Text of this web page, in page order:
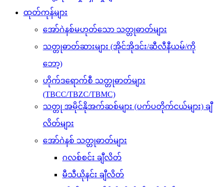
ထုတ်ကုန်များ
အော်ဂဲနစ်မဟုတ်သော သတ္တုဓာတ်များ
သတ္တုဓာတ်ဆားများ (အိုင်အိုဒင်း/ဆီလီနီယမ်/ကို
ဘော့)
ဟိုက်ဒရောက်စီ သတ္တုဓာတ်များ
(TBCC/TBZC/TBMC)
သတ္တု အမိုင်နိုအက်ဆစ်များ (ပက်ပတိုက်ငယ်များ) ချီ
လိတ်များ
အော်ဂဲနစ် သတ္တုဓာတ်များ
ဂလစ်စင်း ချီလိတ်
မီသီယိုနင်း ချီလိတ်